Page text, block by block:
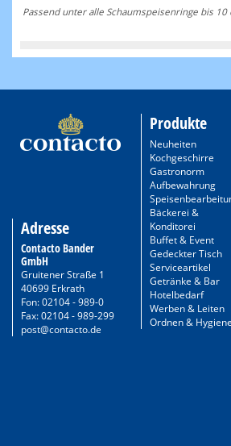
Passend unter alle Schaumspeisenringe bis
Adresse
Contacto Bander
GmbH
Gruitener Straße 1
40699 Erkrath
Fon: 02104 - 989-0
Fax: 02104 - 989-299
post@contacto.de
Produkte
Neuheiten
Kochgeschirre
Gastronorm
Aufbewahrung
Bäckerei &
Konditorei
Buffet & Event
Gedeckter Tisch
Serviceartikel
Getränke & Bar
Hotelbedarf
Werben & Leiten
Ordnen & Hygiene